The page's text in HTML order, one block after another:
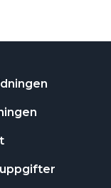
få nyheter,